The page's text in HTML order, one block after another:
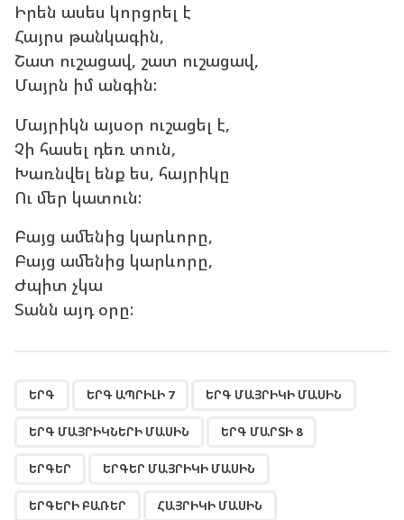
Իրեն ասես կորցրել է
Հայրս թանկագին,
Շատ ուշացավ, շատ ուշացավ,
Մայրն իմ անգին:
Մայրիկն այսօր ուշացել է,
Չի հասել դեռ տուն,
Խառնվել ենք ես, հայրիկը
Ու մեր կատուն:
Բայց ամենից կարևորը,
Բայց ամենից կարևորը,
Ժպիտ չկա
Տանն այդ օրը:
ԵՐԳ ԵՐԳ ԱՊՐԻԼԻ 7 ԵՐԳ ՄԱՅՐԻԿԻ ՄԱՍԻՆ
ԵՐԳ ՄԱՅՐԻԿՆԵՐԻ ՄԱՍԻՆ ԵՐԳ ՄԱՐՏԻ 8
ԵՐԳԵՐ ԵՐԳԵՐ ՄԱՅՐԻԿԻ ՄԱՍԻՆ
ԵՐԳԵՐԻ ԲԱՌԵՐ ՀԱՅՐԻԿԻ ՄԱՍԻՆ